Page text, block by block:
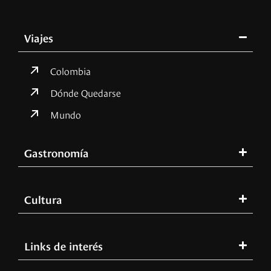
Viajes
Colombia
Dónde Quedarse
Mundo
Gastronomía
Cultura
Links de interés